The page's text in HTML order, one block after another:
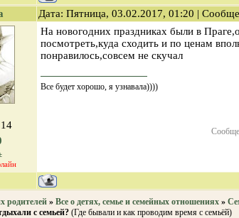
Дата: Пятница, 03.02.2017, 01:20 |
14
На новогодних праздниках были в
посмотреть,куда сходить и по ценам
понравилось,совсем не скучал
Все будет хорошо, я узнавала))))
родителей » Все о детях, семье и семейных отношениях »
с семьей? (Где бывали и как проводим время с семьёй)